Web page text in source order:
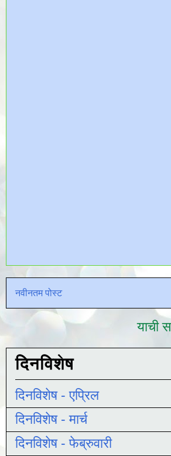
नवीनतम पोस्ट
याची
दिनविशेष
दिनविशेष - एप्रिल
दिनविशेष - मार्च
दिनविशेष - फेब्रुवारी